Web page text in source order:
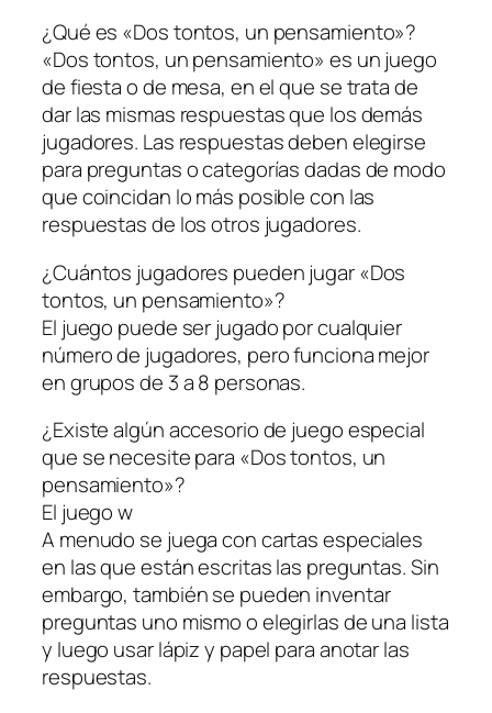
¿Qué es «Dos tontos, un pensamiento»?
«Dos tontos, un pensamiento» es un juego
de fiesta o de mesa, en el que se trata de
dar las mismas respuestas que los demás
jugadores. Las respuestas deben elegirse
para preguntas o categorías dadas de modo
que coincidan lo más posible con las
respuestas de los otros jugadores.
¿Cuántos jugadores pueden jugar «Dos
tontos, un pensamiento»?
El juego puede ser jugado por cualquier
número de jugadores, pero funciona mejor
en grupos de 3 a 8 personas.
¿Existe algún accesorio de juego especial
que se necesite para «Dos tontos, un
pensamiento»?
El juego w
A menudo se juega con cartas especiales
en las que están escritas las preguntas. Sin
embargo, también se pueden inventar
preguntas uno mismo o elegirlas de una lista
y luego usar lápiz y papel para anotar las
respuestas.